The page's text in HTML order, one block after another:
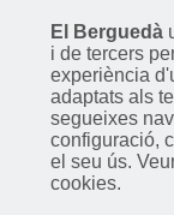
El Berguedà
i de tercers
experiència
adaptats als
segueixes
configuració,
el seu ús.
cookies.